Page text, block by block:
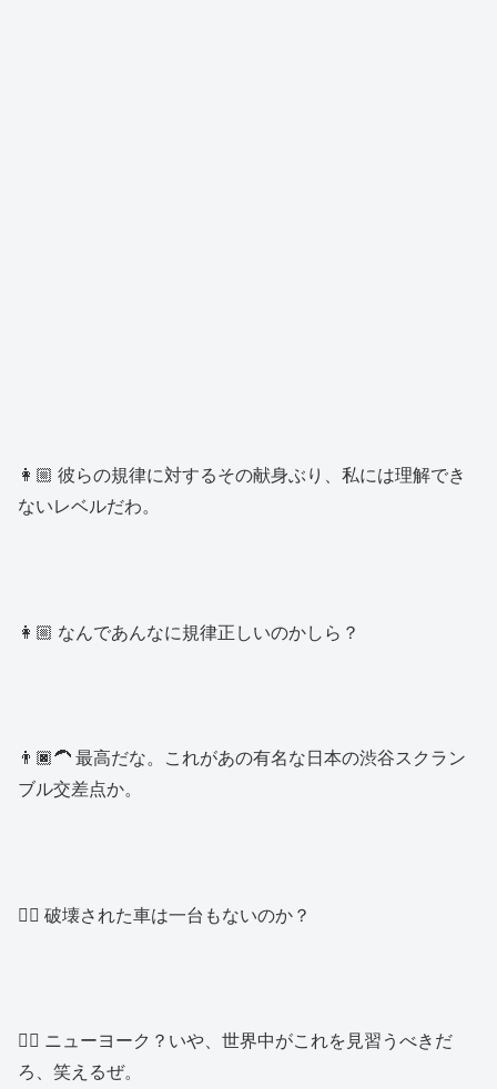
👩🏼 彼らの規律に対するその献身ぶり、私には理解でき
ないレベルだわ。
👩🏼 なんであんなに規律正しいのかしら？
👨🏿‍🦱 最高だな。これがあの有名な日本の渋谷スクラン
ブル交差点か。
👱‍♂️ 破壊された車は一台もないのか？
👱‍♂️ ニューヨーク？いや、世界中がこれを見習うべきだ
ろ、笑えるぜ。